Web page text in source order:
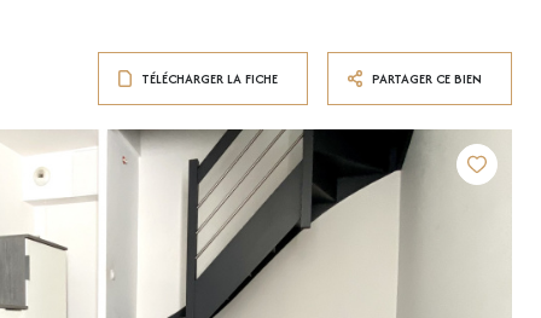
TÉLÉCHARGER LA FICHE PARTAGER CE BIEN